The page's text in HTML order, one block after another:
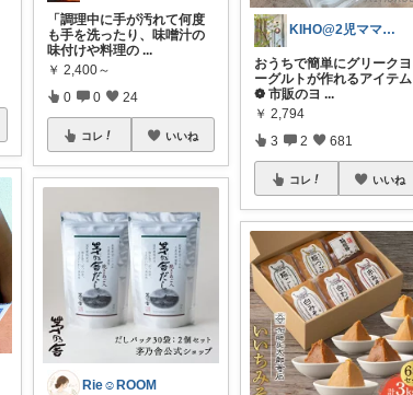
「調理中に手が汚れて何度
も手を洗ったり、味噌汁の
味付けや料理の ...
￥ 2,400～
0 0 24
コレ いいね
Rie☺︎ROOM
KIHO@2児ママ（👧小5👦小3）
おうちで簡単にグリークヨ
ーグルトが作れるアイテム
❁ 市販のヨ ...
￥ 2,794
3 2 681
コレ いいね